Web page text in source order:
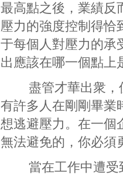
最高點之後，業績反
壓力的強度控制得恰
于每個人對壓力的承
出應該在哪一個點上
盡管才華出衆，但
有許多人在剛剛畢業
想逃避壓力。在一個
無法避免的，你必須
當在工作中遭受到